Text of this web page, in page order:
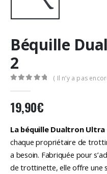
Béquille
2
( Il n’y a pas
19,90€
La béquille Dualtron Ultra
chaque propriétaire de
a besoin. Fabriquée pour
de trottinette, elle offre une